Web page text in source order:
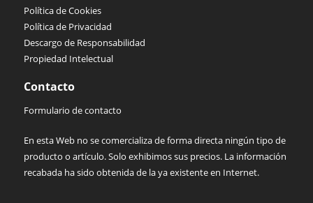
Política de Cookies
Política de Privacidad
Descargo de Responsabilidad
Propiedad Intelectual
Contacto
Formulario de contacto
En esta Web no se comercializa de forma directa ningún tipo de
producto o artículo. Solo exhibimos sus precios. La información
recabada ha sido obtenida de la ya existente en Internet.